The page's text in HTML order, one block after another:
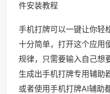
件安装教程
手机打牌可以一键让你轻
十分简单，打开这个应用
规律，只需要输入自己想
生成出手机打牌专用辅助
或者使用手机打牌AI辅助